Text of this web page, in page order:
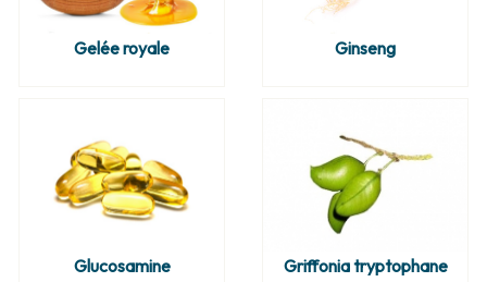
Gelée royale Ginseng
Glucosamine Griffonia tryptophane